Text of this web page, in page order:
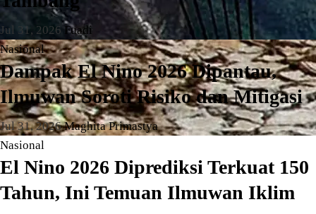
Jul 31, 2026 Fuadi
Nasional
Dampak El Nino 2026 Dipantau,
Ilmuwan Soroti Risiko dan Mitigasi
Jul 31, 2026Maghita Primastya
Nasional
El Nino 2026 Diprediksi Terkuat 150
Tahun, Ini Temuan Ilmuwan Iklim